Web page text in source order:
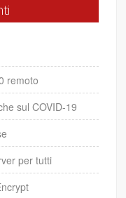
remoto
sul COVID-19
per tutti